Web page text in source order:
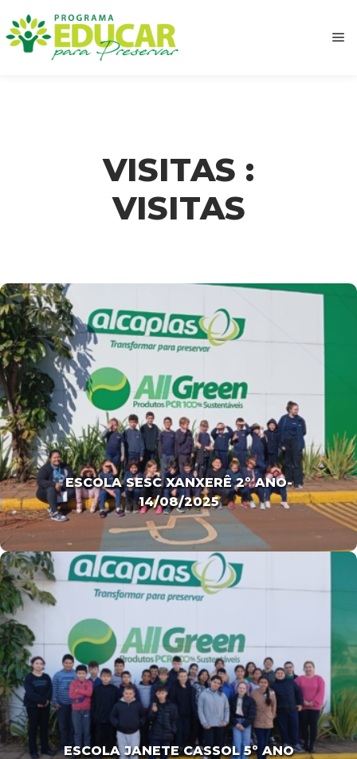
VISITAS :
VISITAS
ESCOLA SESC XANXERÊ 2º ANO-
14/08/2025
ESCOLA JANETE CASSOL 5º ANO